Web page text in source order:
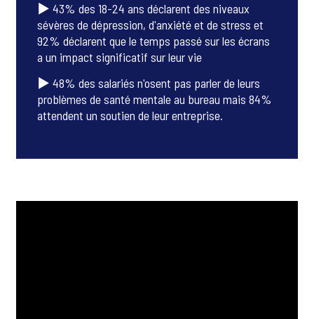
▶ 43% des 18-24 ans déclarent des niveaux
sévères de dépression, d'anxiété et de stress et
92% déclarent que le temps passé sur les écrans
a un impact significatif sur leur vie
▶ 48% des salariés n'osent pas parler de leurs
problèmes de santé mentale au bureau mais 84%
attendent un soutien de leur entreprise.